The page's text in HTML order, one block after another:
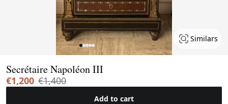
Similars
Secrétaire Napoléon III
€1,200 €1,400
Add to cart